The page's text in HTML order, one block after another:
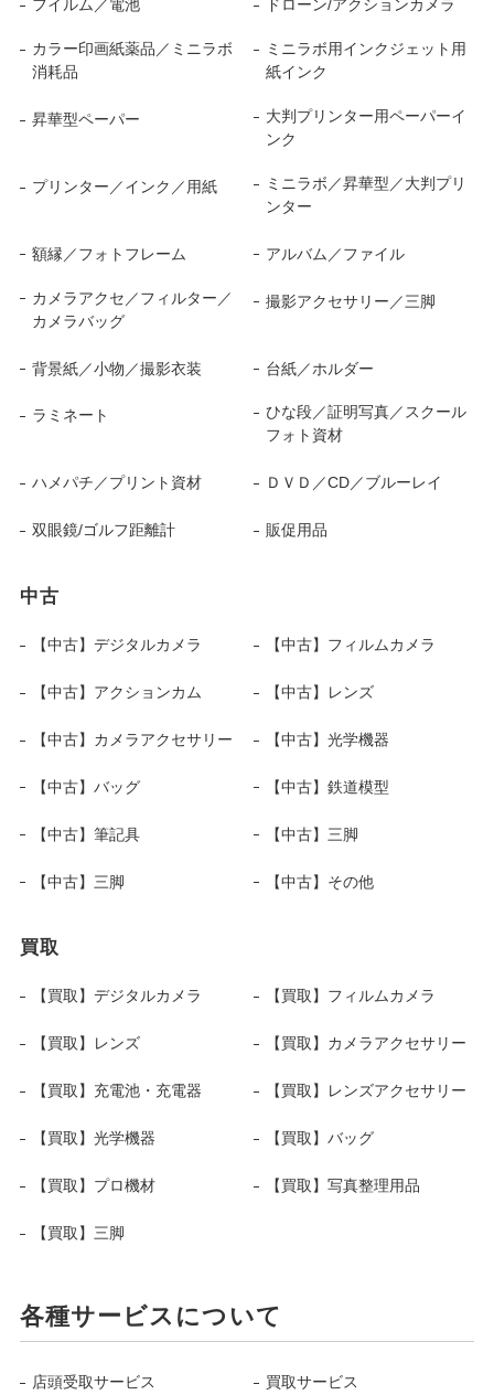
フイルム／電池 ドローン/アクションカメラ
カラー印画紙薬品／ミニラボ
消耗品
ミニラボ用インクジェット用
紙インク
昇華型ペーパー
大判プリンター用ペーパーイ
ンク
プリンター／インク／用紙
ミニラボ／昇華型／大判プリ
ンター
額縁／フォトフレーム アルバム／ファイル
カメラアクセ／フィルター／
カメラバッグ
撮影アクセサリー／三脚
背景紙／小物／撮影衣装 台紙／ホルダー
ラミネート
ひな段／証明写真／スクール
フォト資材
ハメパチ／プリント資材 ＤＶＤ／CD／ブルーレイ
双眼鏡/ゴルフ距離計 販促用品
中古
【中古】デジタルカメラ 【中古】フィルムカメラ
【中古】アクションカム 【中古】レンズ
【中古】カメラアクセサリー 【中古】光学機器
【中古】バッグ 【中古】鉄道模型
【中古】筆記具 【中古】三脚
【中古】三脚 【中古】その他
買取
【買取】デジタルカメラ 【買取】フィルムカメラ
【買取】レンズ 【買取】カメラアクセサリー
【買取】充電池・充電器 【買取】レンズアクセサリー
【買取】光学機器 【買取】バッグ
【買取】プロ機材 【買取】写真整理用品
【買取】三脚
各種サービスについて
店頭受取サービス 買取サービス